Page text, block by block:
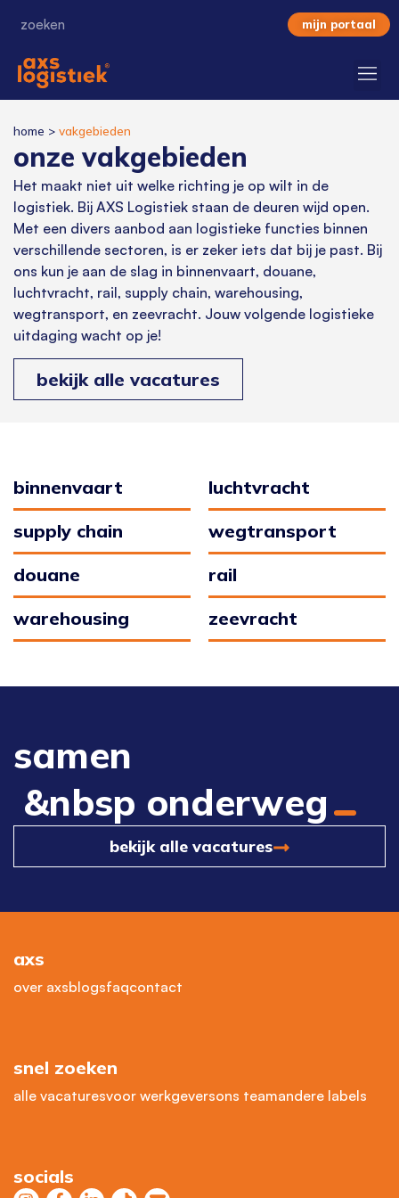
mijn portaal
home > vakgebieden
onze vakgebieden
Het maakt niet uit welke richting je op wilt in de
logistiek. Bij AXS Logistiek staan de deuren wijd open.
Met een divers aanbod aan logistieke functies binnen
verschillende sectoren, is er zeker iets dat bij je past. Bij
ons kun je aan de slag in binnenvaart, douane,
luchtvracht, rail, supply chain, warehousing,
wegtransport, en zeevracht. Jouw volgende logistieke
uitdaging wacht op je!
bekijk alle vacatures
binnenvaart
supply chain
douane
warehousing
luchtvracht
wegtransport
rail
zeevracht
samen
&nbsp onderweg
bekijk alle vacatures
axs
over axsblogsfaqcontact
snel zoeken
alle vacaturesvoor werkgeversons teamandere labels
socials